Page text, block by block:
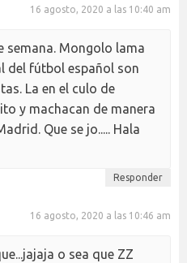
16 agosto, 2020 a las 10:40 am
semana. Mongolo lama
del fútbol español son
La en el culo de
y machacan de manera
Que se jo..... Hala
Responder
16 agosto, 2020 a las 10:46 am
o sea que ZZ